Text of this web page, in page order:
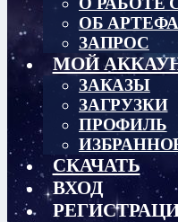
ОБ
ЗАПРОС
МОЙ
ЗАКАЗЫ
ЗАГРУЗКИ
ПРОФИЛЬ
СКАЧАТЬ
ВХОД